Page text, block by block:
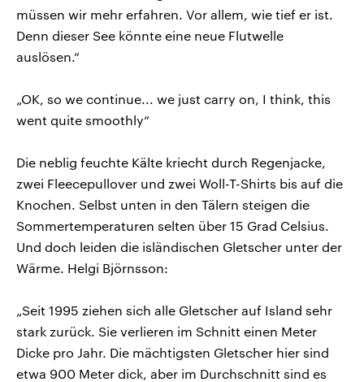
müssen wir mehr erfahren. Vor allem, wie tief er ist.
Denn dieser See könnte eine neue Flutwelle
auslösen.“
„OK, so we continue... we just carry on, I think, this
went quite smoothly“
Die neblig feuchte Kälte kriecht durch Regenjacke,
zwei Fleecepullover und zwei Woll-T-Shirts bis auf die
Knochen. Selbst unten in den Tälern steigen die
Sommertemperaturen selten über 15 Grad Celsius.
Und doch leiden die isländischen Gletscher unter der
Wärme. Helgi Björnsson:
„Seit 1995 ziehen sich alle Gletscher auf Island sehr
stark zurück. Sie verlieren im Schnitt einen Meter
Dicke pro Jahr. Die mächtigsten Gletscher hier sind
etwa 900 Meter dick, aber im Durchschnitt sind es